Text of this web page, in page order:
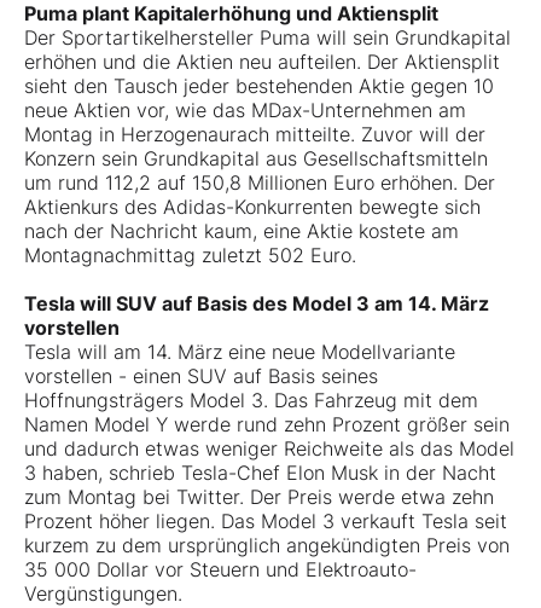
Puma plant Kapitalerhöhung und Aktiensplit
Der Sportartikelhersteller Puma will sein Grundkapital
erhöhen und die Aktien neu aufteilen. Der Aktiensplit
sieht den Tausch jeder bestehenden Aktie gegen 10
neue Aktien vor, wie das MDax-Unternehmen am
Montag in Herzogenaurach mitteilte. Zuvor will der
Konzern sein Grundkapital aus Gesellschaftsmitteln
um rund 112,2 auf 150,8 Millionen Euro erhöhen. Der
Aktienkurs des Adidas-Konkurrenten bewegte sich
nach der Nachricht kaum, eine Aktie kostete am
Montagnachmittag zuletzt 502 Euro.
Tesla will SUV auf Basis des Model 3 am 14. März
vorstellen
Tesla will am 14. März eine neue Modellvariante
vorstellen - einen SUV auf Basis seines
Hoffnungsträgers Model 3. Das Fahrzeug mit dem
Namen Model Y werde rund zehn Prozent größer sein
und dadurch etwas weniger Reichweite als das Model
3 haben, schrieb Tesla-Chef Elon Musk in der Nacht
zum Montag bei Twitter. Der Preis werde etwa zehn
Prozent höher liegen. Das Model 3 verkauft Tesla seit
kurzem zu dem ursprünglich angekündigten Preis von
35 000 Dollar vor Steuern und Elektroauto-
Vergünstigungen.